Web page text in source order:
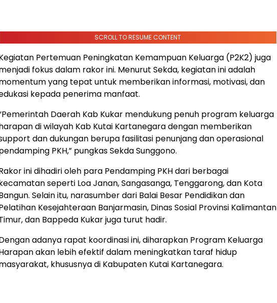
SCROLL TO RESUME CONTENT
Pertemuan Peningkatan Kemampuan Keluarga (P2K2) juga
fokus dalam rakor ini. Menurut Sekda, kegiatan ini adalah
yang tepat untuk memberikan informasi, motivasi, dan
kepada penerima manfaat.
Daerah Kab Kukar mendukung penuh program keluarga
di wilayah Kab Kutai Kartanegara dengan memberikan
dan dukungan berupa fasilitasi penunjang dan operasional
PKH,” pungkas Sekda Sunggono.
ini dihadiri oleh para Pendamping PKH dari berbagai
seperti Loa Janan, Sangasanga, Tenggarong, dan Kota
Selain itu, narasumber dari Balai Besar Pendidikan dan
Kesejahteraan Banjarmasin, Dinas Sosial Provinsi Kalimantan
dan Bappeda Kukar juga turut hadir.
adanya rapat koordinasi ini, diharapkan Program Keluarga
akan lebih efektif dalam meningkatkan taraf hidup
khususnya di Kabupaten Kutai Kartanegara.